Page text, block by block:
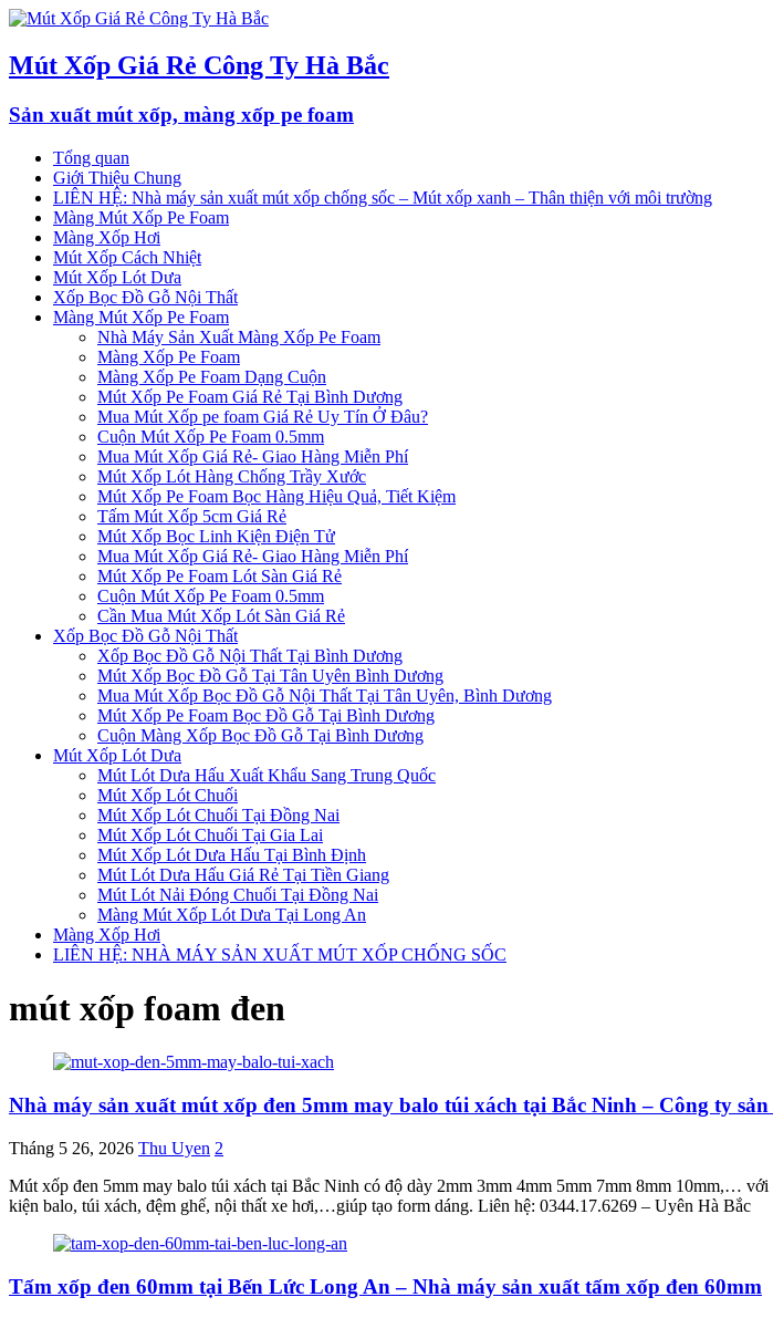
Mút Xốp Giá Rẻ Công Ty Hà Bắc
Sản xuất mút xốp, màng xốp pe foam
Tổng quan
Giới Thiệu Chung
LIÊN HỆ: Nhà máy sản xuất mút xốp chống sốc – Mút xốp xanh – Thân thiện với môi trường
Màng Mút Xốp Pe Foam
Màng Xốp Hơi
Mút Xốp Cách Nhiệt
Mút Xốp Lót Dưa
Xốp Bọc Đồ Gỗ Nội Thất
Màng Mút Xốp Pe Foam
Nhà Máy Sản Xuất Màng Xốp Pe Foam
Màng Xốp Pe Foam
Màng Xốp Pe Foam Dạng Cuộn
Mút Xốp Pe Foam Giá Rẻ Tại Bình Dương
Mua Mút Xốp pe foam Giá Rẻ Uy Tín Ở Đâu?
Cuộn Mút Xốp Pe Foam 0.5mm
Mua Mút Xốp Giá Rẻ- Giao Hàng Miễn Phí
Mút Xốp Lót Hàng Chống Trầy Xước
Mút Xốp Pe Foam Bọc Hàng Hiệu Quả, Tiết Kiệm
Tấm Mút Xốp 5cm Giá Rẻ
Mút Xốp Bọc Linh Kiện Điện Tử
Mua Mút Xốp Giá Rẻ- Giao Hàng Miễn Phí
Mút Xốp Pe Foam Lót Sàn Giá Rẻ
Cuộn Mút Xốp Pe Foam 0.5mm
Cần Mua Mút Xốp Lót Sàn Giá Rẻ
Xốp Bọc Đồ Gỗ Nội Thất
Xốp Bọc Đồ Gỗ Nội Thất Tại Bình Dương
Mút Xốp Bọc Đồ Gỗ Tại Tân Uyên Bình Dương
Mua Mút Xốp Bọc Đồ Gỗ Nội Thất Tại Tân Uyên, Bình Dương
Mút Xốp Pe Foam Bọc Đồ Gỗ Tại Bình Dương
Cuộn Màng Xốp Bọc Đồ Gỗ Tại Bình Dương
Mút Xốp Lót Dưa
Mút Lót Dưa Hấu Xuất Khẩu Sang Trung Quốc
Mút Xốp Lót Chuối
Mút Xốp Lót Chuối Tại Đồng Nai
Mút Xốp Lót Chuối Tại Gia Lai
Mút Xốp Lót Dưa Hấu Tại Bình Định
Mút Lót Dưa Hấu Giá Rẻ Tại Tiền Giang
Mút Lót Nải Đóng Chuối Tại Đồng Nai
Màng Mút Xốp Lót Dưa Tại Long An
Màng Xốp Hơi
LIÊN HỆ: NHÀ MÁY SẢN XUẤT MÚT XỐP CHỐNG SỐC
mút xốp foam đen
Nhà máy sản xuất mút xốp đen 5mm may balo túi xách tại Bắc Ninh – Công ty
Tháng 5 26, 2026 Thu Uyen 2
Mút xốp đen 5mm may balo túi xách tại Bắc Ninh có độ dày 2mm 3mm 4mm 5mm 7mm 8mm 10mm,…
kiện balo, túi xách, đệm ghế, nội thất xe hơi,…giúp tạo form dáng. Liên hệ: 0344.17.6269 – Uyên Hà Bắc
Tấm xốp đen 60mm tại Bến Lức Long An – Nhà máy sản xuất tấm xốp đen 60mm